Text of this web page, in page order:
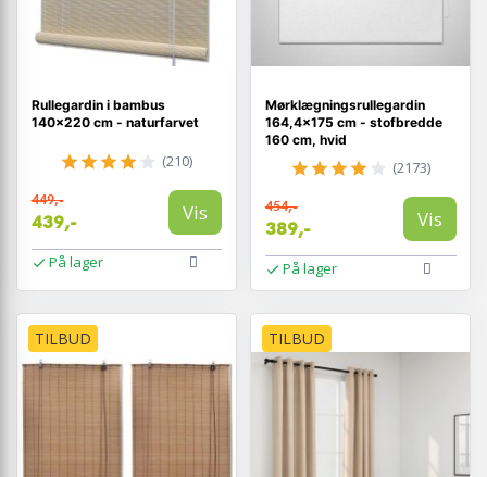
Rullegardin i bambus
140×220 cm - naturfarvet
(210)
449,-
439,- Vis
På lager
Mørklægningsrullegardin
164,4×175 cm - stofbredde
160 cm, hvid
(2173)
454,-
389,- Vis
På lager
TILBUD TILBUD